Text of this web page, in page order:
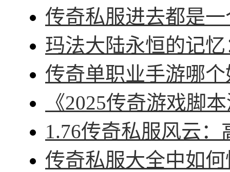
传奇私服进去都是
玛法大陆永恒的记
传奇单职业手游哪
《2025传奇游戏脚
1.76传奇私服风云
传奇私服大全中如